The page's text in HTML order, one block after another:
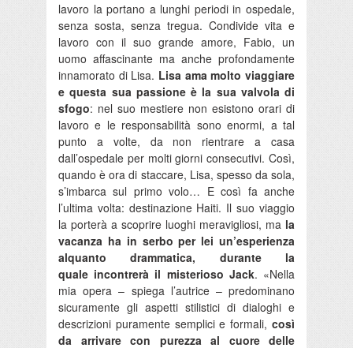
lavoro la portano a lunghi periodi in ospedale,
senza sosta, senza tregua. Condivide vita e
lavoro con il suo grande amore, Fabio, un
uomo affascinante ma anche profondamente
innamorato di Lisa. Lisa ama molto viaggiare
e questa sua passione è la sua valvola di
sfogo: nel suo mestiere non esistono orari di
lavoro e le responsabilità sono enormi, a tal
punto a volte, da non rientrare a casa
dall’ospedale per molti giorni consecutivi. Così,
quando è ora di staccare, Lisa, spesso da sola,
s’imbarca sul primo volo… E così fa anche
l’ultima volta: destinazione Haiti. Il suo viaggio
la porterà a scoprire luoghi meravigliosi, ma la
vacanza ha in serbo per lei un’esperienza
alquanto drammatica, durante la
quale incontrerà il misterioso Jack. «Nella
mia opera – spiega l’autrice – predominano
sicuramente gli aspetti stilistici di dialoghi e
descrizioni puramente semplici e formali, così
da arrivare con purezza al cuore delle